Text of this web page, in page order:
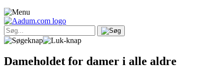
Dameholdet for damer i alle aldre